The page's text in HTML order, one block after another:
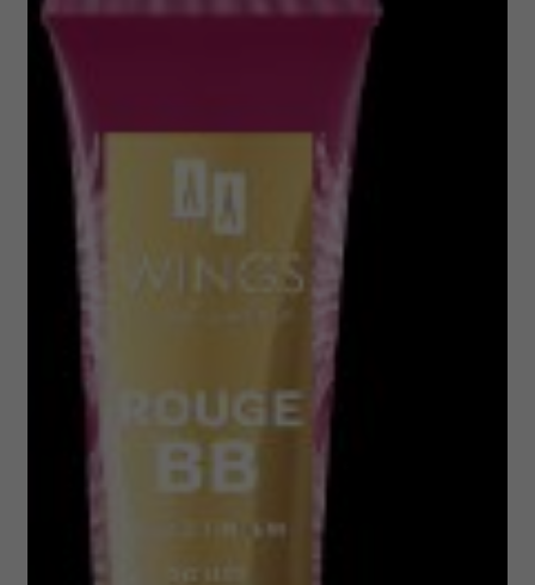
analizować ruch w naszej witrynie. Informacje o tym, jak
korzystasz z naszej witryny, udostępniamy partnerom
społecznościowym, reklamowym i analitycznym.
otrzymanymi od Ciebie lub uzyskanymi podczas
korzystania z ich usług.